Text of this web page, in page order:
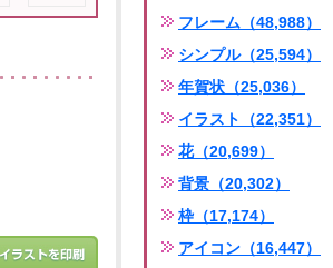
フレーム（48,988）
シンプル（25,594）
年賀状（25,036）
イラスト（22,351）
花（20,699）
背景（20,302）
枠（17,174）
アイコン（16,447）